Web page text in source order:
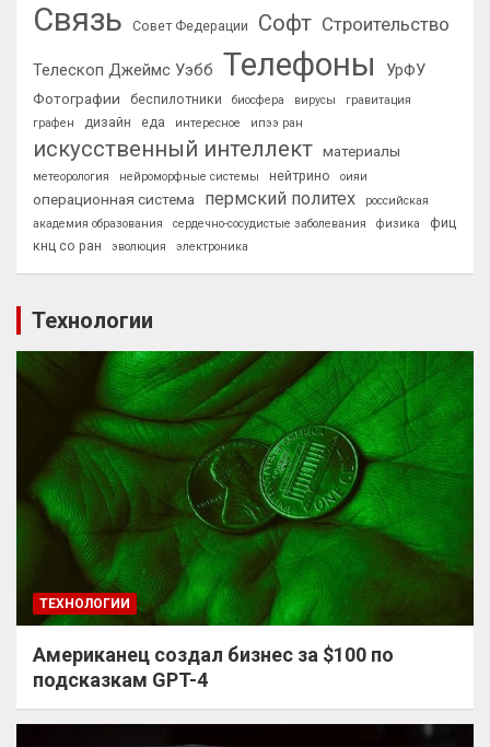
Связь Совет Федерации Софт Строительство
Телескоп Джеймс Уэбб Телефоны УрФУ
Фотографии беспилотники биосфера вирусы
гравитация
графен
дизайн еда интересное ипээ ран
искусственный интеллект материалы
метеорология нейроморфные системы нейтрино оияи
операционная система пермский политех
российская
академия образования
сердечно-сосудистые заболевания физика
фиц
кнц со ран
эволюция электроника
Технологии
ТЕХНОЛОГИИ
Американец создал бизнес за $100 по
подсказкам GPT-4